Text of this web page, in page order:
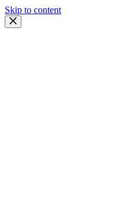
Skip to content